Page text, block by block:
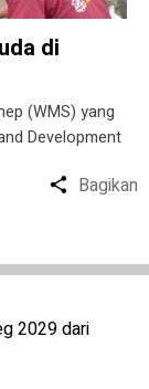
2029 dari
di
(WMS) yang
Development
Bagikan